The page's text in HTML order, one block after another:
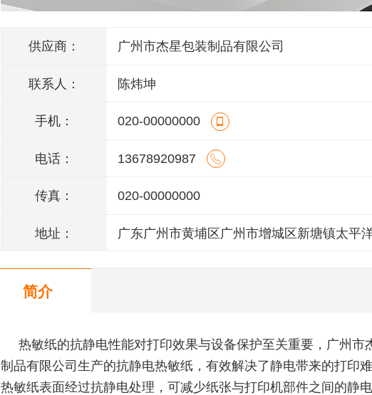
供应商： 广州市杰星包装制品有限公司
联系人： 陈炜坤
手机： 020-00000000
电话： 13678920987
传真： 020-00000000
地址： 广东广州市黄埔区广州市增城区新塘镇太平
简介
热敏纸的抗静电性能对打印效果与设备保护至关重要，广州市
制品有限公司生产的抗静电热敏纸，有效解决了静电带来的打印
热敏纸表面经过抗静电处理，可减少纸张与打印机部件之间的静